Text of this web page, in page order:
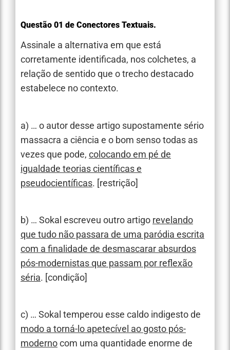
Questão 01 de Conectores Textuais.
Assinale a alternativa em que está
corretamente identificada, nos colchetes, a
relação de sentido que o trecho destacado
estabelece no contexto.
a) … o autor desse artigo supostamente sério
massacra a ciência e o bom senso todas as
vezes que pode, colocando em pé de
igualdade teorias científicas e
pseudocientíficas. [restrição]
b) … Sokal escreveu outro artigo revelando
que tudo não passara de uma paródia escrita
com a finalidade de desmascarar absurdos
pós-modernistas que passam por reflexão
séria. [condição]
c) … Sokal temperou esse caldo indigesto de
modo a torná-lo apetecível ao gosto pós-
modernocom uma quantidade enorme de